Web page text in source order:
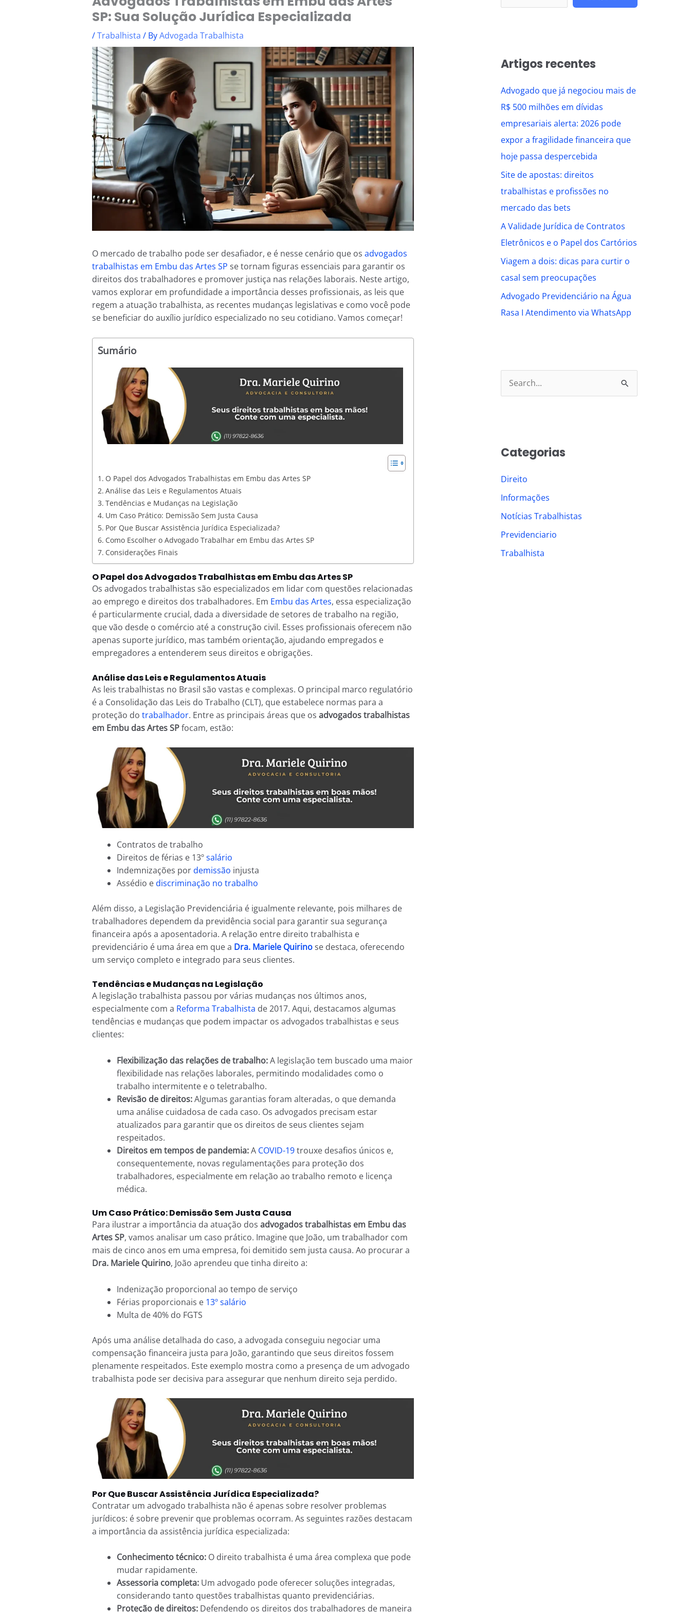
SP: Sua Solução Jurídica Especializada
/Trabalhista / ByAdvogada Trabalhista
O mercado de trabalho pode ser desafiador, e é nesse cenário que os advogados
trabalhistas em Embu das Artes SP se tornam figuras essenciais para garantir os
direitos dos trabalhadores e promover justiça nas relações laborais. Neste artigo,
vamos explorar em profundidade a importância desses profissionais, as leis que
regem a atuação trabalhista, as recentes mudanças legislativas e como você pode
se beneficiar do auxílio jurídico especializado no seu cotidiano. Vamos começar!
Sumário
O Papel dos Advogados Trabalhistas em Embu das Artes SP
Análise das Leis e Regulamentos Atuais
Tendências e Mudanças na Legislação
Um Caso Prático: Demissão Sem Justa Causa
Por Que Buscar Assistência Jurídica Especializada?
Como Escolher o Advogado Trabalhar em Embu das Artes SP
Considerações Finais
O Papel dos Advogados Trabalhistas em Embu das Artes SP
Os advogados trabalhistas são especializados em lidar com questões relacionadas
ao emprego e direitos dos trabalhadores. Em Embu das Artes, essa especialização
é particularmente crucial, dada a diversidade de setores de trabalho na região,
que vão desde o comércio até a construção civil. Esses profissionais oferecem não
apenas suporte jurídico, mas também orientação, ajudando empregados e
empregadores a entenderem seus direitos e obrigações.
Análise das Leis e Regulamentos Atuais
As leis trabalhistas no Brasil são vastas e complexas. O principal marco regulatório
é a Consolidação das Leis do Trabalho (CLT), que estabelece normas para a
proteção do trabalhador. Entre as principais áreas que os advogados trabalhistas
em Embu das Artes SPfocam, estão:
Contratos de trabalho
Direitos de férias e 13ºsalário
Indemnizações pordemissão injusta
Assédio ediscriminação no trabalho
Além disso, a Legislação Previdenciária é igualmente relevante, pois milhares de
trabalhadores dependem da previdência social para garantir sua segurança
financeira após a aposentadoria. A relação entre direito trabalhista e
previdenciário é uma área em que a Dra. Mariele Quirinose destaca, oferecendo
um serviço completo e integrado para seus clientes.
Tendências e Mudanças na Legislação
A legislação trabalhista passou por várias mudanças nos últimos anos,
especialmente com a Reforma Trabalhista de 2017. Aqui, destacamos algumas
tendências e mudanças que podem impactar os advogados trabalhistas e seus
clientes:
Flexibilização das relações de trabalho:A legislação tem buscado uma maior
flexibilidade nas relações laborales, permitindo modalidades como o
trabalho intermitente e o teletrabalho.
Revisão de direitos:Algumas garantias foram alteradas, o que demanda
uma análise cuidadosa de cada caso. Os advogados precisam estar
atualizados para garantir que os direitos de seus clientes sejam
respeitados.
Direitos em tempos de pandemia:A COVID-19trouxe desafios únicos e,
consequentemente, novas regulamentações para proteção dos
trabalhadores, especialmente em relação ao trabalho remoto e licença
médica.
Um Caso Prático: Demissão Sem Justa Causa
Para ilustrar a importância da atuação dos advogados trabalhistas em Embu das
Artes SP, vamos analisar um caso prático. Imagine que João, um trabalhador com
mais de cinco anos em uma empresa, foi demitido sem justa causa. Ao procurar a
Dra. Mariele Quirino, João aprendeu que tinha direito a:
Indenização proporcional ao tempo de serviço
Férias proporcionais e 13º salário
Multa de 40% do FGTS
Após uma análise detalhada do caso, a advogada conseguiu negociar uma
compensação financeira justa para João, garantindo que seus direitos fossem
plenamente respeitados. Este exemplo mostra como a presença de um advogado
trabalhista pode ser decisiva para assegurar que nenhum direito seja perdido.
Por Que Buscar Assistência Jurídica Especializada?
Contratar um advogado trabalhista não é apenas sobre resolver problemas
jurídicos: é sobre prevenir que problemas ocorram. As seguintes razões destacam
a importância da assistência jurídica especializada:
Conhecimento técnico:O direito trabalhista é uma área complexa que pode
mudar rapidamente.
Assessoria completa:Um advogado pode oferecer soluções integradas,
considerando tanto questões trabalhistas quanto previdenciárias.
Proteção de direitos:Defendendo os direitos dos trabalhadores de maneira
Artigos recentes
Advogado que já negociou mais de
R$ 500 milhões em dívidas
empresariais alerta: 2026 pode
expor a fragilidade financeira que
hoje passa despercebida
Site de apostas: direitos
trabalhistas e profissões no
mercado das bets
A Validade Jurídica de Contratos
Eletrônicos e o Papel dos Cartórios
Viagem a dois: dicas para curtir o
casal sem preocupações
Advogado Previdenciário na Água
Rasa I Atendimento via WhatsApp
c
f
o
r
:
Categorias
Direito
Informações
Notícias Trabalhistas
Previdenciario
Trabalhista